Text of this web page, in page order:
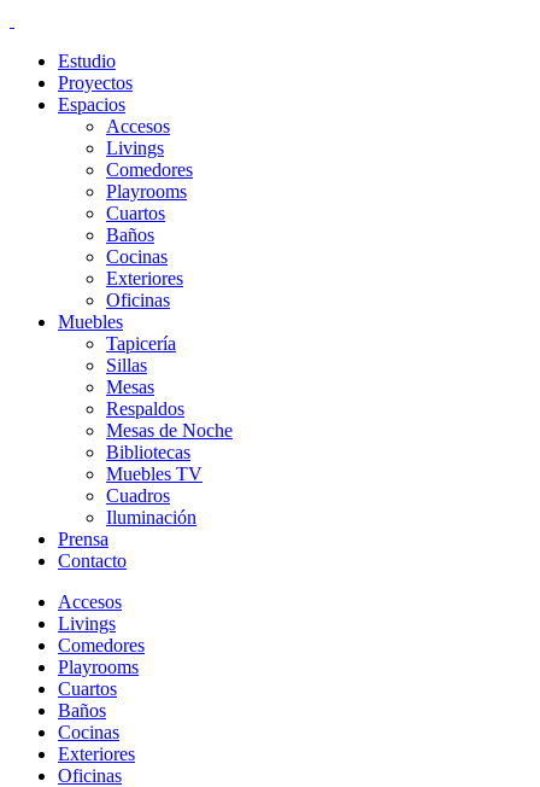
Estudio
Proyectos
Espacios
Accesos
Livings
Comedores
Playrooms
Cuartos
Baños
Cocinas
Exteriores
Oficinas
Muebles
Tapicería
Sillas
Mesas
Respaldos
Mesas de Noche
Bibliotecas
Muebles TV
Cuadros
Iluminación
Prensa
Contacto
Accesos
Livings
Comedores
Playrooms
Cuartos
Baños
Cocinas
Exteriores
Oficinas